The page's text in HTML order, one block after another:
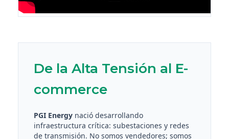
De la Alta Tensión al E-
commerce
PGI Energy nació desarrollando
infraestructura crítica: subestaciones y redes
de transmisión. No somos vendedores; somos